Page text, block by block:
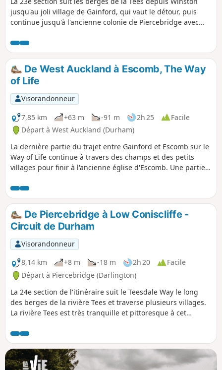
jusqu'au joli village de Gainford, qui vaut le détour, puis
continue jusqu'à l'ancienne colonie de Piercebridge avec
De West Auckland à Escomb, The Way
of Life
Visorandonneur
7,85 km
+63 m -91 m 2h 25
Facile
Départ à West Auckland (Durham)
La dernière partie du trajet entre Gainford et Escomb sur le
Way of Life continue à travers des champs et des petits
villages pour finir à l'ancienne église d'Escomb. Une partie
chemin de fer pour passagers au monde. La dernière partie
de la balade suit le même chemin que le Weardale Way.
De Piercebridge à Low Coniscliffe -
Circuit de Durham
Visorandonneur
8,14 km
+8 m -18 m 2h 20
Facile
Départ à Piercebridge (Darlington)
La 24e section de l'itinéraire suit le Teesdale Way le long
des berges de la rivière Tees et traverse plusieurs villages.
La rivière Tees est très tranquille et pittoresque à cet
arrêter pour profiter du paysage.